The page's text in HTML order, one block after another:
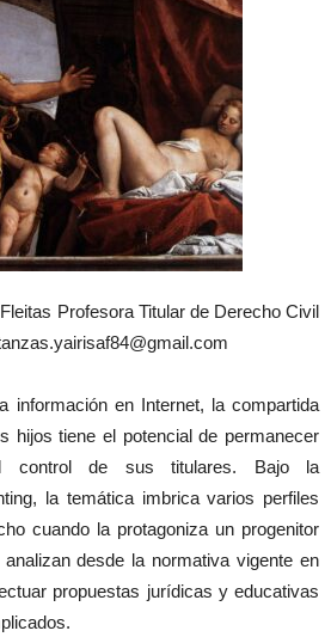
Profesora Titular de Derecho Civil
información en Internet, la compartida
hijos tiene el potencial de permanecer
control de sus titulares. Bajo la
la temática imbrica varios perfiles
cuando la protagoniza un progenitor
desde la normativa vigente en
propuestas jurídicas y educativas